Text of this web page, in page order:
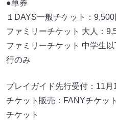
●単券
１DAYS一般チケット：9,500
ファミリーチケット 大人：
ファミリーチケット 中学生
行のみ
プレイガイド先行受付：11
チケット販売：FANYチケッ
チケット